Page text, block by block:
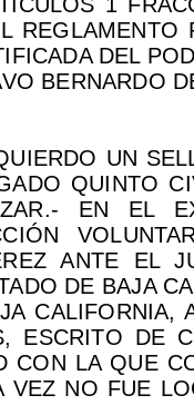
DEL
BERNARDO
UN
QUINTO
EN EL
ANTE EL
DE BAJA
ESCRITO DE
CON LA QUE
NO FUE